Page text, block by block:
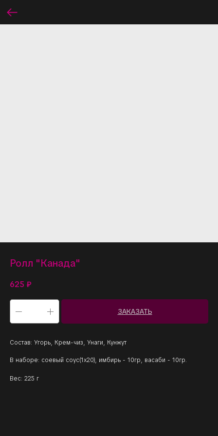
Ролл "Канада"
625 ₽
ЗАКАЗАТЬ
Состав: Угорь, Крем-чиз, Унаги, Кунжут
В наборе: соевый соус(1х20), имбирь - 10гр, васаби - 10гр.
Вес: 225 г